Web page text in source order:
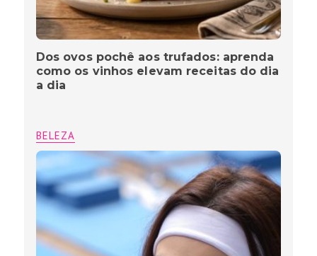
Dos ovos pochê aos trufados: aprenda
como os vinhos elevam receitas do dia
a dia
BELEZA